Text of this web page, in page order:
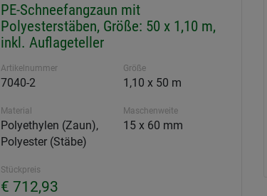
PE-Schneefangzaun mit
Polyesterstäben, Größe: 50 x 1,10 m,
inkl. Auflageteller
Artikelnummer
7040-2
Größe
1,10 x 50 m
Material
Polyethylen (Zaun),
Polyester (Stäbe)
Maschenweite
15 x 60 mm
Stückpreis
€ 712,93